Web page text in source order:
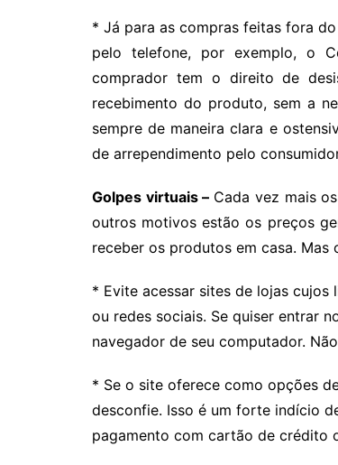
* Já para as compras feitas fora
pelo telefone, por exemplo, o
comprador tem o direito de
recebimento do produto, sem a
sempre de maneira clara e
de arrependimento pelo
Golpes virtuais – Cada vez mais
outros motivos estão os preços
receber os produtos em casa.
* Evite acessar sites de lojas cujos
ou redes sociais. Se quiser entrar
navegador de seu computador.
* Se o site oferece como opções
desconfie. Isso é um forte indício
pagamento com cartão de crédito